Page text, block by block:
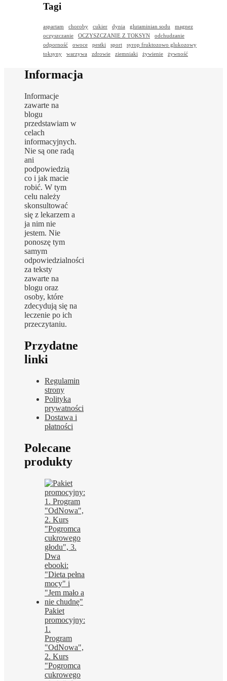
Tagi
aspartam choroby cukier dynia glutaminian sodu
magnez
oczyszczanie
OCZYSZCZANIE Z TOKSYN
odchudzanie
odporność
owoce pestki sport
syrop fruktozowo glukozowy
toksyny
warzywa zdrowie ziemniaki żywienie żywność
Informacja
Informacje
zawarte na
blogu
przedstawiam w
celach
informacyjnych.
Nie są one radą
ani
podpowiedzią
co i jak macie
robić. W tym
celu należy
skonsultować
się z lekarzem a
ja nim nie
jestem. Nie
ponoszę tym
samym
odpowiedzialności
za teksty
zawarte na
blogu oraz
osoby, które
zdecydują się na
leczenie po ich
przeczytaniu.
Przydatne
linki
Regulamin
strony
Polityka
prywatności
Dostawa i
płatności
Polecane
produkty
Pakiet
promocyjny:
1.
Program
"OdNowa",
2. Kurs
"Pogromca
cukrowego